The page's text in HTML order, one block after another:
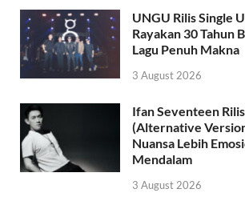
UNGU Rilis Single
Rayakan 30 Tahun
Lagu Penuh Makna
3 August 2026
Ifan Seventeen
(Alternative
Nuansa Lebih
Mendalam
3 August 2026